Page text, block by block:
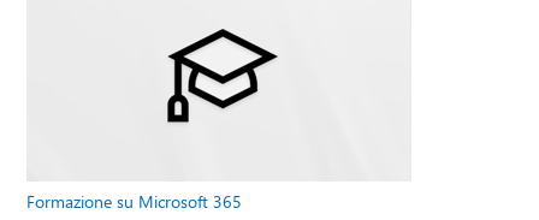
Formazione su Microsoft 365